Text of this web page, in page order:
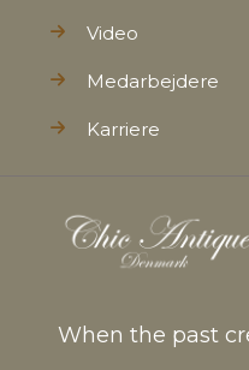
Video
Medarbejdere
Karriere
When the past